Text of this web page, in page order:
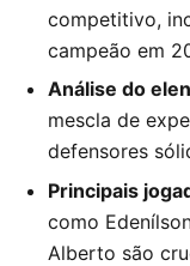
competitivo,
campeão em
Análise do
mescla de
defensores
Principais
como
Alberto são